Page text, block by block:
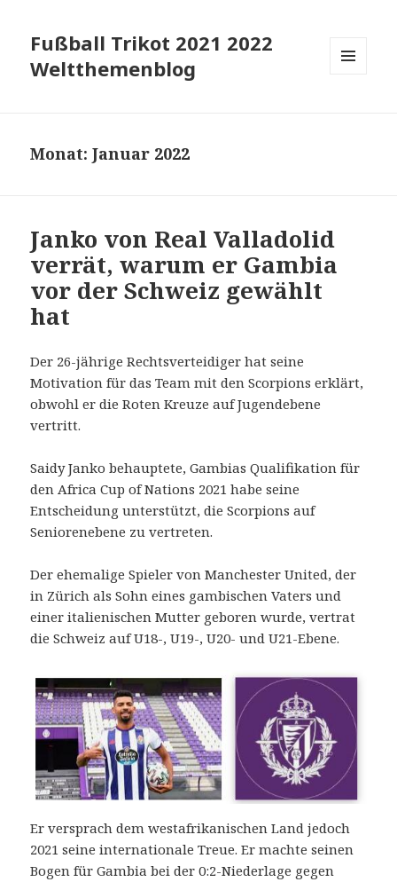
Fußball Trikot 2021 2022
Weltthemenblog
Monat:Januar 2022
Janko von Real Valladolid
verrät, warum er Gambia
vor der Schweiz gewählt
hat
Der 26-jährige Rechtsverteidiger hat seine
Motivation für das Team mit den Scorpions erklärt,
obwohl er die Roten Kreuze auf Jugendebene
vertritt.
Saidy Janko behauptete, Gambias Qualifikation für
den Africa Cup of Nations 2021 habe seine
Entscheidung unterstützt, die Scorpions auf
Seniorenebene zu vertreten.
Der ehemalige Spieler von Manchester United, der
in Zürich als Sohn eines gambischen Vaters und
einer italienischen Mutter geboren wurde, vertrat
die Schweiz auf U18-, U19-, U20- und U21-Ebene.
Er versprach dem westafrikanischen Land jedoch
2021 seine internationale Treue. Er machte seinen
Bogen für Gambia bei der 0:2-Niederlage gegen